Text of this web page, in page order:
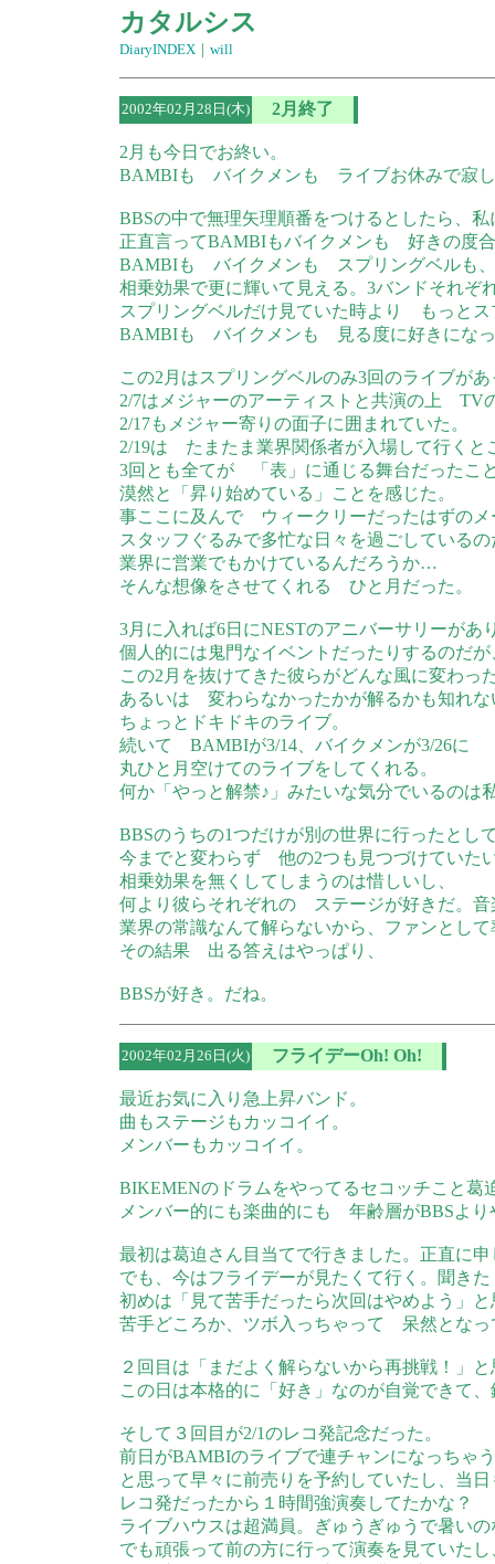
カタルシス
DiaryINDEX｜ will
2002年02月28日(木) 2月終了
2月も今日でお終い。
BAMBIも バイクメンも ライブお休みで寂し
BBSの中で無理矢理順番をつけるとしたら、
正直言ってBAMBIもバイクメンも 好きの度
BAMBIも バイクメンも スプリングベルも、
相乗効果で更に輝いて見える。3バンドそれぞ
スプリングベルだけ見ていた時より もっと
BAMBIも バイクメンも 見る度に好きにな
この2月はスプリングベルのみ3回のライブがあ
2/7はメジャーのアーティストと共演の上 TV
2/17もメジャー寄りの面子に囲まれていた。
2/19は たまたま業界関係者が入場して行くと
3回とも全てが 「表」に通じる舞台だったこ
漠然と「昇り始めている」ことを感じた。
事ここに及んで ウィークリーだったはずの
スタッフぐるみで多忙な日々を過ごしている
業界に営業でもかけているんだろうか…
そんな想像をさせてくれる ひと月だった。
3月に入れば6日にNESTのアニバーサリーがあ
個人的には鬼門なイベントだったりするのだが
この2月を抜けてきた彼らがどんな風に変わっ
あるいは 変わらなかったかが解るかも知れな
ちょっとドキドキのライブ。
続いて BAMBIが3/14、バイクメンが3/26に
丸ひと月空けてのライブをしてくれる。
何か「やっと解禁♪」みたいな気分でいるのは
BBSのうちの1つだけが別の世界に行ったとし
今までと変わらず 他の2つも見つづけていた
相乗効果を無くしてしまうのは惜しいし、
何より彼らそれぞれの ステージが好きだ。音
業界の常識なんて解らないから、ファンとし
その結果 出る答えはやっぱり、
BBSが好き。だね。
2002年02月26日(火) フライデーOh! Oh!
最近お気に入り急上昇バンド。
曲もステージもカッコイイ。
メンバーもカッコイイ。
BIKEMENのドラムをやってるセコッチこと葛
メンバー的にも楽曲的にも 年齢層がBBSよ
最初は葛迫さん目当てで行きました。正直に
でも、今はフライデーが見たくて行く。聞き
初めは「見て苦手だったら次回はやめよう」
苦手どころか、ツボ入っちゃって 呆然となっ
２回目は「まだよく解らないから再挑戦！」
この日は本格的に「好き」なのが自覚できて
そして３回目が2/1のレコ発記念だった。
前日がBAMBIのライブで連チャンになっちゃ
と思って早々に前売りを予約していたし、当
レコ発だったから１時間強演奏してたかな？
ライブハウスは超満員。ぎゅうぎゅうで暑いの
でも頑張って前の方に行って演奏を見ていたし